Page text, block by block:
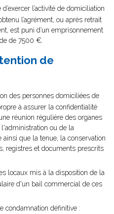
l’activité de domiciliation
l’agrément, ou après retrait
est puni d’un emprisonnement
de 7500 €.
de
des personnes domiciliées de
à assurer la confidentialité
réunion régulière des organes
ou de la
que la tenue, la conservation
registres et documents prescrits
locaux mis à la disposition de la
d'un bail commercial de ces
condamnation définitive :